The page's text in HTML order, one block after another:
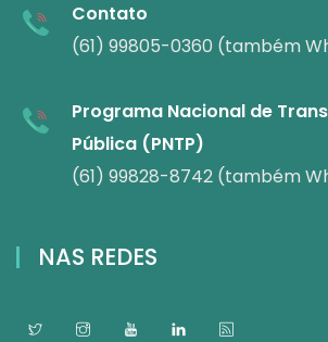
Contato
(61) 99805-0360 (também
Programa Nacional de
Pública (PNTP)
(61) 99828-8742 (também
NAS REDES